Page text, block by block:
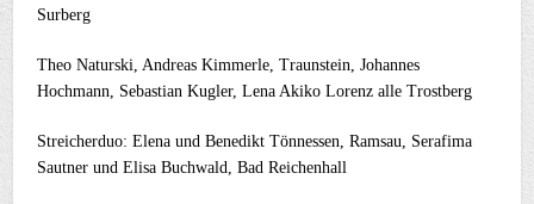
Surberg
Theo Naturski, Andreas Kimmerle, Traunstein, Johannes
Hochmann, Sebastian Kugler, Lena Akiko Lorenz alle Trostberg
Streicherduo: Elena und Benedikt Tönnessen, Ramsau, Serafima
Sautner und Elisa Buchwald, Bad Reichenhall